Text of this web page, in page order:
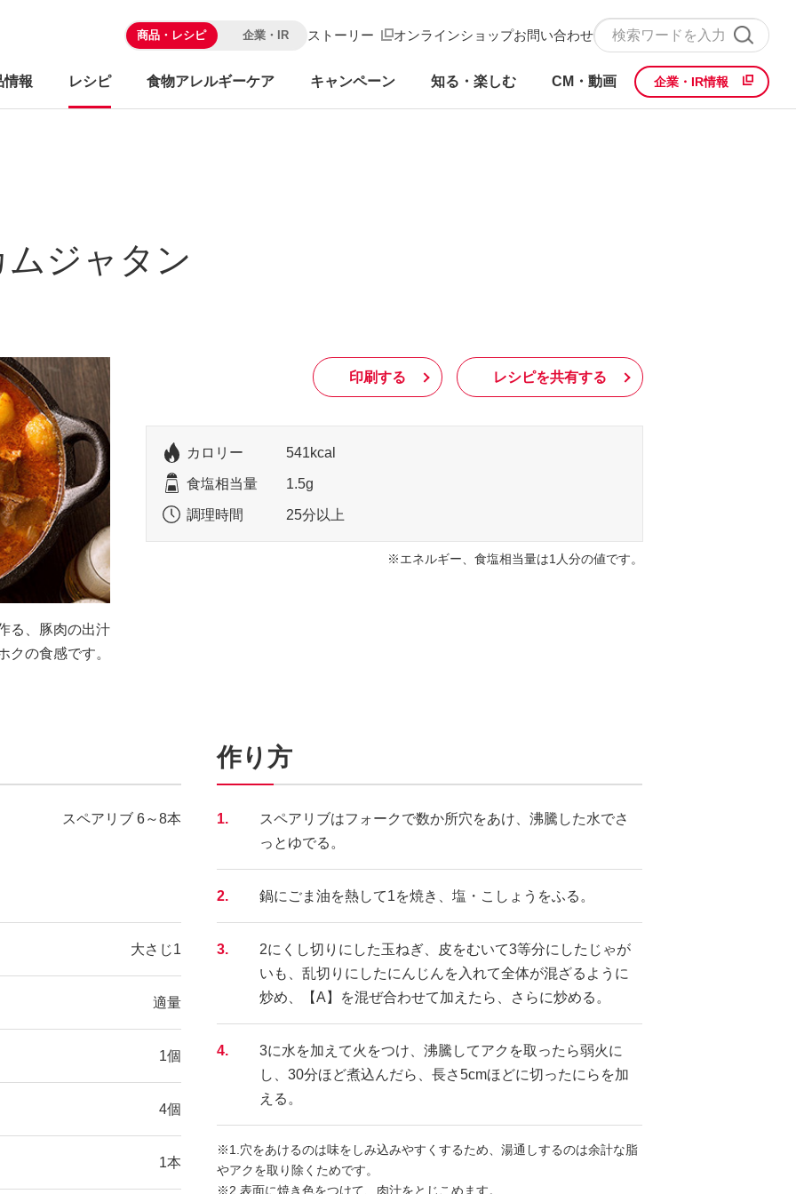
商品・レシピ 企業・IR ストーリー オンラインショップお問い合わせ
情報 レシピ 食物アレルギーケア キャンペーン 知る・楽しむ CM・動画 企業・IR情報
ジャタン
る、豚肉の出汁
クの食感です。
印刷する レシピを共有する
カロリー 541kcal
食塩相当量 1.5g
調理時間 25分以上
エネルギー、食塩相当量は1人分の値です。
スペアリブ 6～8本
大さじ1
適量
1個
4個
1本
作り方
1.
スペアリブはフォークで数か所穴をあけ、沸騰した水でさ
っとゆでる。
2. 鍋にごま油を熱して1を焼き、塩・こしょうをふる。
3.
2にくし切りにした玉ねぎ、皮をむいて3等分にしたじゃが
いも、乱切りにしたにんじんを入れて全体が混ざるように
炒め、【A】を混ぜ合わせて加えたら、さらに炒める。
4.
3に水を加えて火をつけ、沸騰してアクを取ったら弱火に
し、30分ほど煮込んだら、長さ5cmほどに切ったにらを加
える。
※1.穴をあけるのは味をしみ込みやすくするため、湯通しするのは余計な脂
やアクを取り除くためです。
※2.表面に焼き色をつけて、肉汁をとじこめます。